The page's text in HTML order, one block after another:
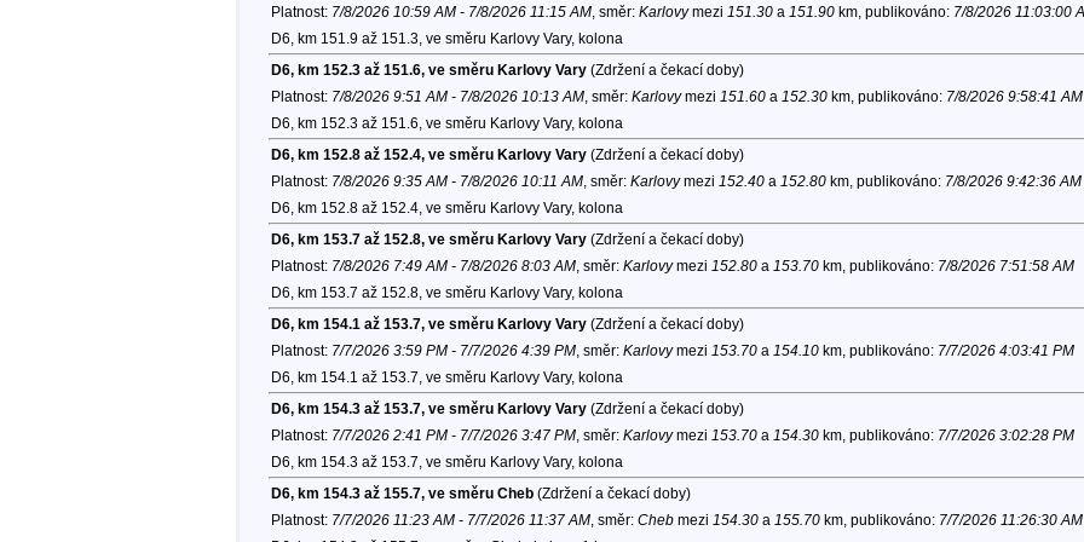
Platnost: 7/8/2026 10:59 AM - 7/8/2026 11:15 AM, směr: Karlovymezi 151.30a 151.90km, publikováno: 7/8/2026 11:03:00
D6, km 151.9 až 151.3, ve směru Karlovy Vary, kolona
D6, km 152.3 až 151.6, ve směru Karlovy Vary(Zdržení a čekací doby)
Platnost: 7/8/2026 9:51 AM - 7/8/2026 10:13 AM, směr: Karlovymezi 151.60a 152.30km, publikováno: 7/8/2026 9:58:41 AM
D6, km 152.3 až 151.6, ve směru Karlovy Vary, kolona
D6, km 152.8 až 152.4, ve směru Karlovy Vary(Zdržení a čekací doby)
Platnost: 7/8/2026 9:35 AM - 7/8/2026 10:11 AM, směr: Karlovymezi 152.40a 152.80km, publikováno: 7/8/2026 9:42:36 AM
D6, km 152.8 až 152.4, ve směru Karlovy Vary, kolona
D6, km 153.7 až 152.8, ve směru Karlovy Vary(Zdržení a čekací doby)
Platnost: 7/8/2026 7:49 AM - 7/8/2026 8:03 AM, směr: Karlovymezi 152.80a 153.70km, publikováno: 7/8/2026 7:51:58 AM
D6, km 153.7 až 152.8, ve směru Karlovy Vary, kolona
D6, km 154.1 až 153.7, ve směru Karlovy Vary(Zdržení a čekací doby)
Platnost: 7/7/2026 3:59 PM - 7/7/2026 4:39 PM, směr: Karlovymezi 153.70a 154.10km, publikováno: 7/7/2026 4:03:41 PM
D6, km 154.1 až 153.7, ve směru Karlovy Vary, kolona
D6, km 154.3 až 153.7, ve směru Karlovy Vary(Zdržení a čekací doby)
Platnost: 7/7/2026 2:41 PM - 7/7/2026 3:47 PM, směr: Karlovymezi 153.70a 154.30km, publikováno: 7/7/2026 3:02:28 PM
D6, km 154.3 až 153.7, ve směru Karlovy Vary, kolona
D6, km 154.3 až 155.7, ve směru Cheb(Zdržení a čekací doby)
Platnost: 7/7/2026 11:23 AM - 7/7/2026 11:37 AM, směr: Chebmezi 154.30a 155.70km, publikováno: 7/7/2026 11:26:30 AM